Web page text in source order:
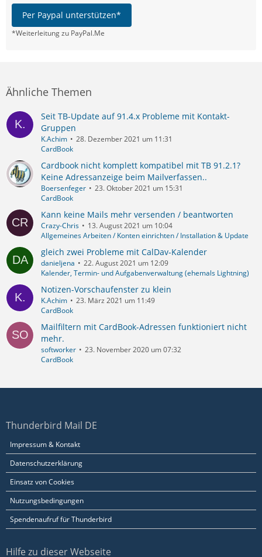
Per Paypal unterstützen*
*Weiterleitung zu PayPal.Me
Ähnliche Themen
Seit TB-Update auf 91.4.x Probleme mit Kontakt-
Gruppen
K.Achim
28. Dezember 2021 um 11:31
CardBook
Cardbook nicht komplett kompatibel mit TB 91.2.1?
Keine Adressanzeige beim Mailverfassen..
Boersenfeger
23. Oktober 2021 um 15:31
CardBook
Kann keine Mails mehr versenden / beantworten
Crazy-Chris
13. August 2021 um 10:04
Allgemeines Arbeiten / Konten einrichten / Installation & Update
gleich zwei Probleme mit CalDav-Kalender
danieljena
22. August 2021 um 12:09
Kalender, Termin- und Aufgabenverwaltung (ehemals Lightning)
Notizen-Vorschaufenster zu klein
K.Achim
23. März 2021 um 11:49
CardBook
Mailfiltern mit CardBook-Adressen funktioniert nicht
mehr.
softworker
23. November 2020 um 07:32
CardBook
Thunderbird Mail DE
Impressum & Kontakt
Datenschutzerklärung
Einsatz von Cookies
Nutzungsbedingungen
Spendenaufruf für Thunderbird
Hilfe zu dieser Webseite